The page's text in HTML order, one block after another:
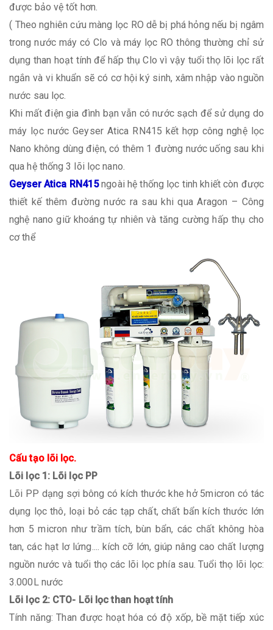
được bảo vệ tốt hơn.​​
( Theo nghiên cứu màng lọc RO dễ bị phá hỏng nếu bị ngâm
trong nước máy có Clo và máy lọc RO thông thường chỉ sử
dụng than hoạt tính để hấp thụ Clo vì vậy tuổi thọ lõi lọc rất
ngắn và vi khuẩn sẽ có cơ hội ký sinh, xâm nhập vào nguồn
nước sau lọc.
Khi mất điện gia đình bạn vẫn có nước sạch để sử dụng do
máy lọc nước Geyser Atica RN415 kết hợp công nghệ lọc
Nano không dùng điện, có thêm 1 đường nước uống sau khi
qua hệ thống 3 lõi lọc nano.
Geyser Atica RN415 ngoài hệ thống lọc tinh khiết còn được
thiết kế thêm đường nước ra sau khi qua Aragon – Công
nghệ nano giữ khoáng tự nhiên và tăng cường hấp thụ cho
cơ thể
Cấu tạo lõi lọc.
Lõi lọc 1: Lõi lọc PP
Lõi PP dạng sợi bông có kích thước khe hở 5micron có tác
dụng lọc thô, loại bỏ các tạp chất, chất bẩn kích thước lớn
hơn 5 micron như trầm tích, bùn bẩn, các chất không hòa
tan, các hạt lơ lứng.... kích cỡ lớn, giúp nâng cao chất lượng
nguồn nước và tuổi thọ các lõi lọc phía sau. Tuổi thọ lõi lọc:
3.000L nước
Lõi lọc 2: CTO- Lõi lọc than hoạt tính
Tính năng: Than được hoạt hóa có độ xốp, bề mặt tiếp xúc